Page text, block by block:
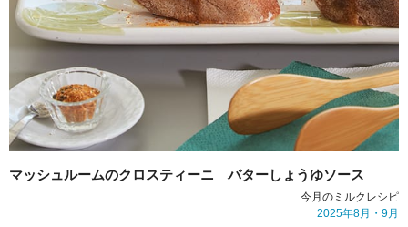
マッシュルームのクロスティーニバターしょうゆソース
今月のミルクレシピ
2025年8月・ 9月